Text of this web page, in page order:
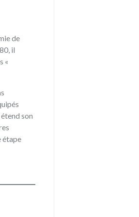
de
il
«
son
étape